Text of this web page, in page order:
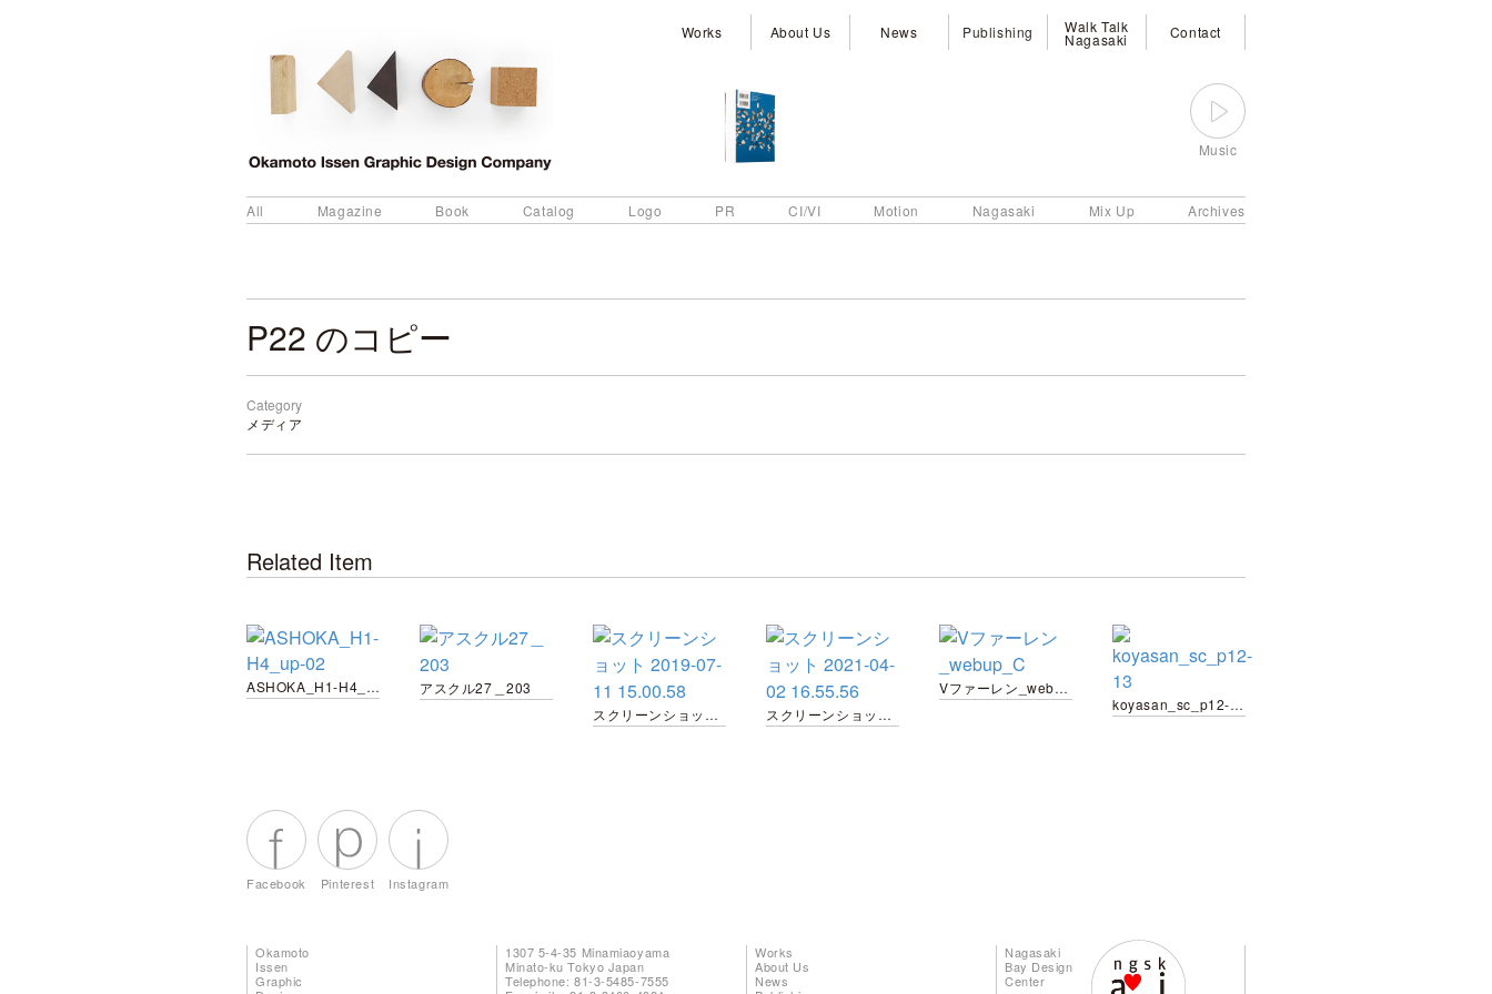
Works About Us News Publishing Walk Talk
Nagasaki Contact
Music
All Magazine Book Catalog Logo PR CI/VI Motion Nagasaki Mix Up Archives
P22 のコピー
Category
メディア
Related Item
ASHOKA_H1-H4_up-02
アスクル27＿203
スクリーンショット 2019-07-11 15.00.58
スクリーンショット 2021-04-02 16.55.56
Vファーレン_webup_C
koyasan_sc_p12-13
Facebook Pinterest Instagram
Okamoto
Issen
Graphic
1307 5-4-35 Minamiaoyama
Minato-ku Tokyo Japan
Telephone: 81-3-5485-7555
Works
About Us
News
Nagasaki
Bay Design
Center